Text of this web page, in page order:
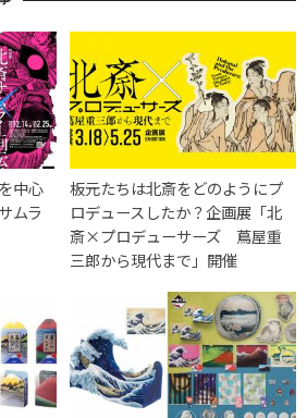
中心
ムラ
板元たちは北斎をどのようにプ
ロデュースしたか？企画展「北
斎×プロデューサーズ 蔦屋重
三郎から現代まで」開催